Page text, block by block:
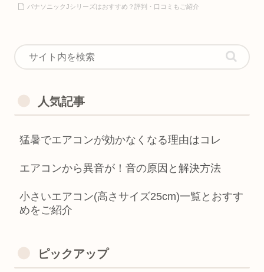
パナソニックJシリーズはおすすめ？評判・口コミもご紹介
人気記事
猛暑でエアコンが効かなくなる理由はコレ
エアコンから異音が！音の原因と解決方法
小さいエアコン(高さサイズ25cm)一覧とおすす
めをご紹介
ピックアップ